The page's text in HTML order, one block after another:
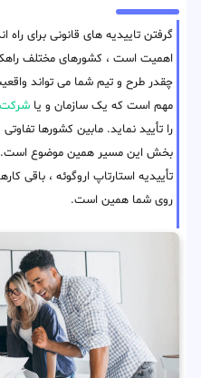
گرفتن تاییدیه های قانونی برای راه
اهمیت است ، کشورهای مختلف
چقدر طرح و تیم شما می تواند
مهم است که یک سازمان و یا شرکت
را تأیید نماید. مابین کشورها
بخش این مسیر همین موضوع است.
تأییدیه استارتاپ اروگوئه ، باقی
روی شما همین است.